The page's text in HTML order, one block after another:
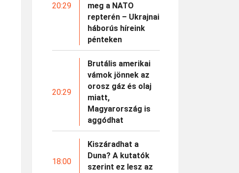
20:29
meg a NATO
repterén – Ukrajnai
háborús híreink
pénteken
20:29
Brutális amerikai
vámok jönnek az
orosz gáz és olaj
miatt,
Magyarország is
aggódhat
18:00
Kiszáradhat a
Duna? A kutatók
szerint ez lesz az